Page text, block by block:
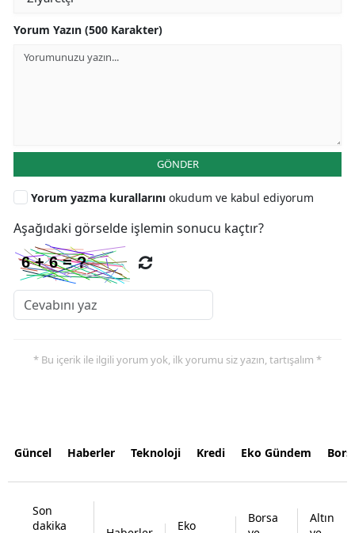
Yorum Yazın (500 Karakter)
GÖNDER
Yorum yazma kurallarını okudum ve kabul ediyorum
Aşağıdaki görselde işlemin sonucu kaçtır?
* Bu içerik ile ilgili yorum yok, ilk yorumu siz yazın, tartışalım *
Güncel Haberler Teknoloji Kredi Eko Gündem
Son
dakika
Eko
Borsa
Altın